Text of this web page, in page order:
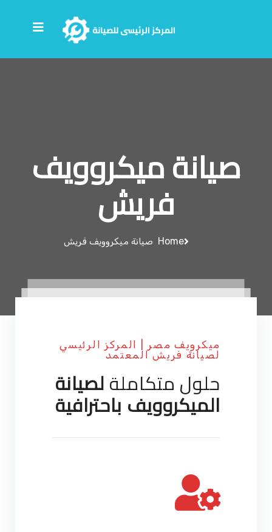
صيانة ميكروويف
فريش
Home صيانة ميكروويف فريش
ميكرويف مصر | المركز الرئيسي
لصيانة فريش المعتمد
حلول متكاملةلصيانة
الميكروويف باحترافية